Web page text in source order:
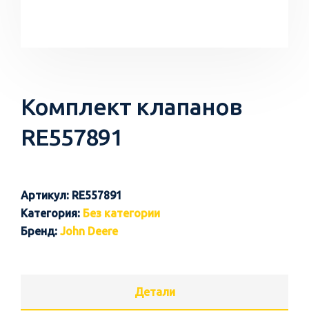
Комплект клапанов
RE557891
Артикул: RE557891
Категория: Без категории
Бренд: John Deere
Детали